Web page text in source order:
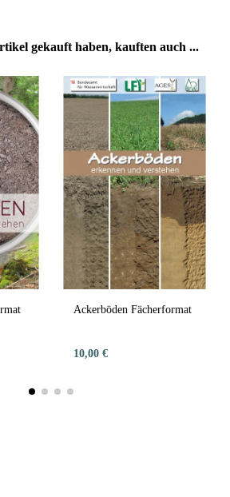
gekauft haben, kauften auch ...
Ackerböden Fächerformat
10,00 €